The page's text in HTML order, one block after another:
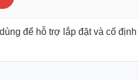
để hỗ trợ lắp đặt và cố